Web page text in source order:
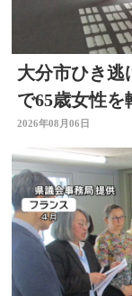
大分市ひき
で65歳女性
た疑い
2026年08月06日